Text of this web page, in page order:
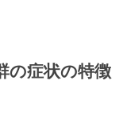
の症状の特徴